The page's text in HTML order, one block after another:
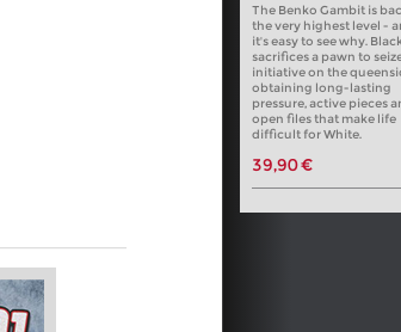
The Benko Gambit is
the very highest level -
it's easy to see why.
sacrifices a pawn to
initiative on the
obtaining long-lasting
pressure, active pieces
open files that make life
difficult for White.
39,90 €